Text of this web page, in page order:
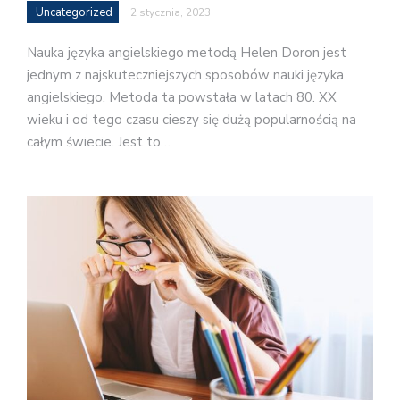
Uncategorized 2 stycznia, 2023
Nauka języka angielskiego metodą Helen Doron jest
jednym z najskuteczniejszych sposobów nauki języka
angielskiego. Metoda ta powstała w latach 80. XX
wieku i od tego czasu cieszy się dużą popularnością na
całym świecie. Jest to…